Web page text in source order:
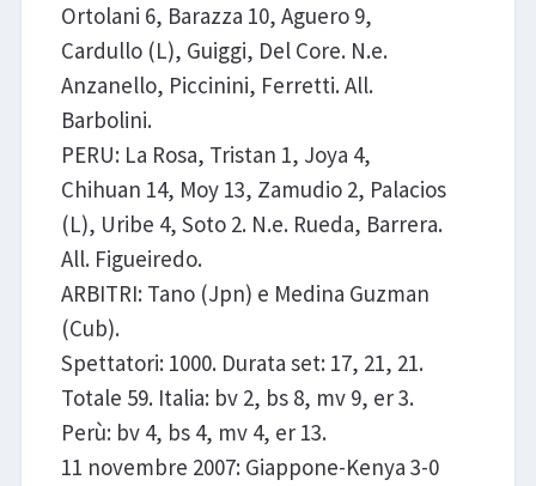
Ortolani 6, Barazza 10, Aguero 9,
Cardullo (L), Guiggi, Del Core. N.e.
Anzanello, Piccinini, Ferretti. All.
Barbolini.
PERU: La Rosa, Tristan 1, Joya 4,
Chihuan 14, Moy 13, Zamudio 2, Palacios
(L), Uribe 4, Soto 2. N.e. Rueda, Barrera.
All. Figueiredo.
ARBITRI: Tano (Jpn) e Medina Guzman
(Cub).
Spettatori: 1000. Durata set: 17, 21, 21.
Totale 59. Italia: bv 2, bs 8, mv 9, er 3.
Perù: bv 4, bs 4, mv 4, er 13.
11 novembre 2007: Giappone-Kenya 3-0